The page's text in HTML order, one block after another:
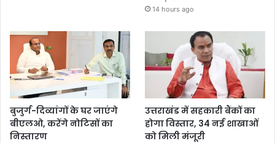
14 hours ago
बुजुर्ग-दिव्यांगों के घर जाएंगे
बीएलओ, करेंगे नोटिसों का
निस्तारण
उत्तराखंड में सहकारी बैंकों का
होगा विस्तार, 34 नई शाखाओं
को मिली मंजूरी